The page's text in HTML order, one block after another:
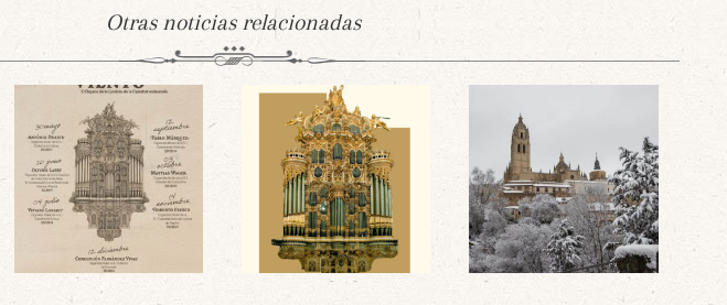
Otras noticias relacionadas